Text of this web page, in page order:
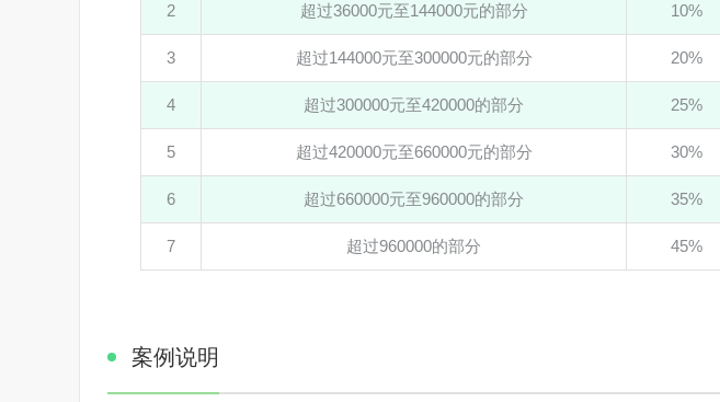
2 超过36000元至144000元的部分 10%
3 超过144000元至300000元的部分 20%
4 超过300000元至420000的部分 25%
5 超过420000元至660000元的部分 30%
6 超过660000元至960000的部分 35%
7 超过960000的部分 45%
案例说明